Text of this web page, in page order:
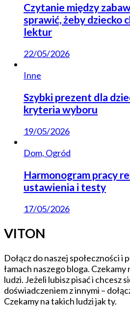
Czytanie między
sprawić, żeby dziecko
lektur
22/05/2026
Inne
Szybki prezent dla
kryteria wyboru
19/05/2026
Dom, Ogród
Harmonogram pracy
ustawienia i testy
17/05/2026
VITON
Dołącz do naszej społeczności i
łamach naszego bloga.
ludzi. Jeżeli lubisz pisać i chcesz
doświadczeniem z innymi –
Czekamy na takich ludzi jak ty.